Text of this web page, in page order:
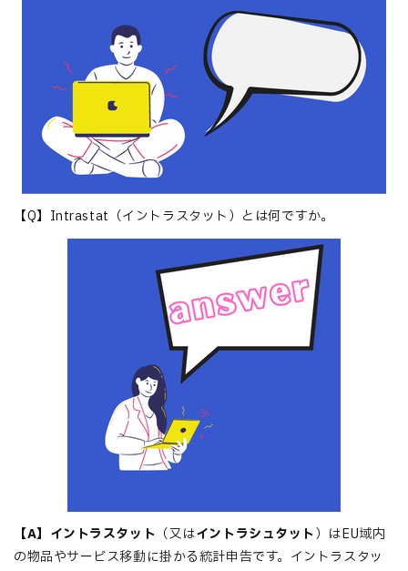
【Q】Intrastat（イントラスタット）とは何ですか。
【A】イントラスタット （又はイントラシュタット）はEU域内
の物品やサービス移動に掛かる統計申告です。イントラスタッ